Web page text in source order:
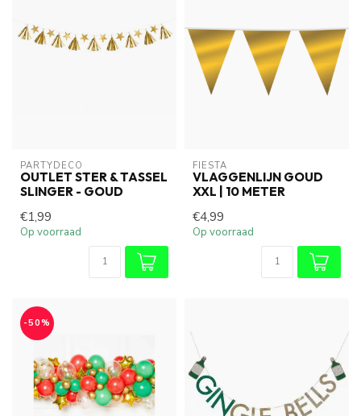
PARTYDECO
OUTLET STER & TASSEL
SLINGER - GOUD
€1,99
Op voorraad
FIESTA
VLAGGENLIJN GOUD
XXL | 10 METER
€4,99
Op voorraad
-50%